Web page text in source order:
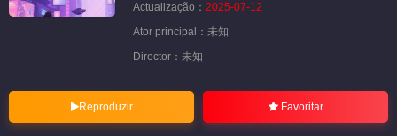
Actualização： 2025-07-12
Ator principal： 未知
Director： 未知
Reproduzir Favoritar